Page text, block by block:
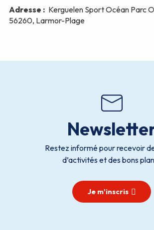
Restez informé pour recevoir
d’activités et des bons
Je m'inscris